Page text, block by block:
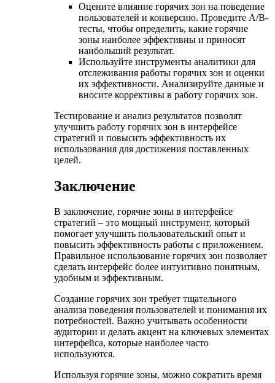
Оцените влияние горячих зон на поведение
пользователей и конверсию. Проведите A/B-
тесты, чтобы определить, какие горячие
зоны наиболее эффективны и приносят
наибольший результат.
Используйте инструменты аналитики для
отслеживания работы горячих зон и оценки
их эффективности. Анализируйте данные и
вносите коррективы в работу горячих зон.
Тестирование и анализ результатов позволят
улучшить работу горячих зон в интерфейсе
стратегий и повысить эффективность их
использования для достижения поставленных
целей.
Заключение
В заключение, горячие зоны в интерфейсе
стратегий – это мощный инструмент, который
помогает улучшить пользовательский опыт и
повысить эффективность работы с приложением.
Правильное использование горячих зон позволяет
сделать интерфейс более интуитивно понятным,
удобным и эффективным.
Создание горячих зон требует тщательного
анализа поведения пользователей и понимания их
потребностей. Важно учитывать особенности
аудитории и делать акцент на ключевых элементах
интерфейса, которые наиболее часто
используются.
Используя горячие зоны, можно сократить время